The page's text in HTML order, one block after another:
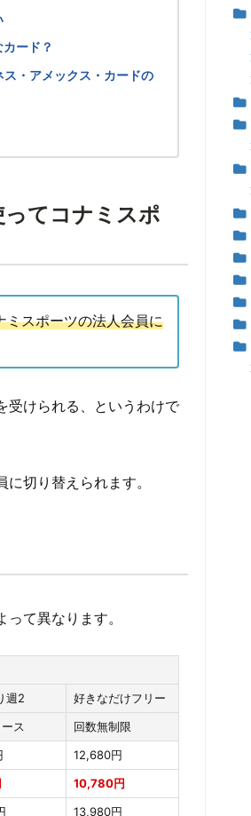
ード？
・アメックス・カードの
てコナミスポ
ミスポーツの法人会員に
受けられる、というわけで
切り替えられます。
て異なります。
週2
好きなだけフリー
ス 回数無制限
12,680円
10,780円
13,980円